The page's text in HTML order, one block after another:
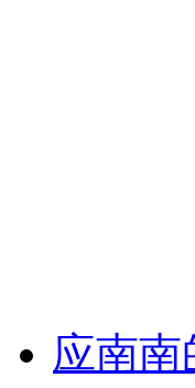
应南南